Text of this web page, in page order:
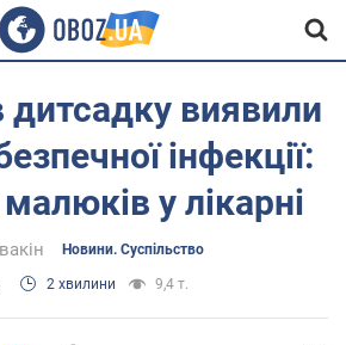
дитсадку виявили
інфекції:
у лікарні
Новини. Суспільство
2 хвилини 9,4 т.